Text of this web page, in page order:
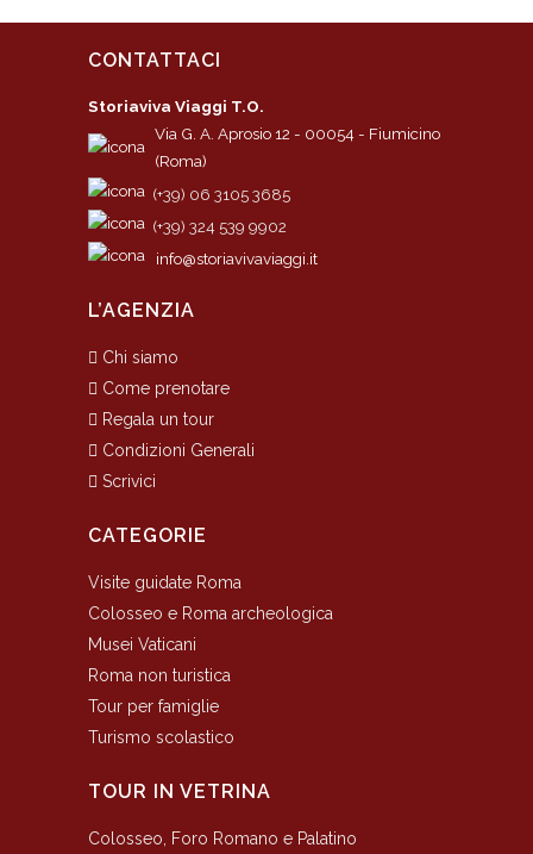
CONTATTACI
Storiaviva Viaggi T.O.
Via G. A. Aprosio 12 - 00054 - Fiumicino
(Roma)
(+39) 06 3105 3685
(+39) 324 539 9902
info@storiavivaviaggi.it
L’AGENZIA
Chi siamo
Come prenotare
Regala un tour
Condizioni Generali
Scrivici
CATEGORIE
Visite guidate Roma
Colosseo e Roma archeologica
Musei Vaticani
Roma non turistica
Tour per famiglie
Turismo scolastico
TOUR IN VETRINA
Colosseo, Foro Romano e Palatino